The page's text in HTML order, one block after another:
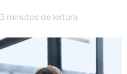
3 minutos de leitura